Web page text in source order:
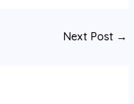
Next Post →